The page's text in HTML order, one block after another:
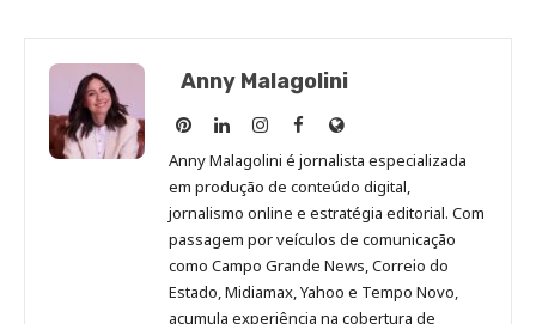
Anny Malagolini
Anny
Malagolini
no
Pinterest
Anny
Malagolini
no
LinkedIn
Anny
Malagolini
no
Instagram
Anny
Malagolini
no
Facebook
Site
de
Anny
Malagolini
Anny Malagolini é jornalista especializada
em produção de conteúdo digital,
jornalismo online e estratégia editorial. Com
passagem por veículos de comunicação
como Campo Grande News, Correio do
Estado, Midiamax, Yahoo e Tempo Novo,
acumula experiência na cobertura de